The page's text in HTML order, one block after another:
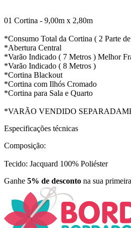
01 Cortina - 9,00m x 2,80m
*Consumo Total da Cortina ( 2 Parte
*Abertura Central
*Varão Indicado ( 7 Metros ) Melhor
*Varão Indicado ( 8 Metros )
*Cortina Blackout
*Cortina com Ilhós Cromado
*Cortina para Sala e Quarto
*VARÃO VENDIDO
Especificações técnicas
Composição:
Tecido: Jacquard 100% Poliéster
Ganhe 5% de desconto na sua